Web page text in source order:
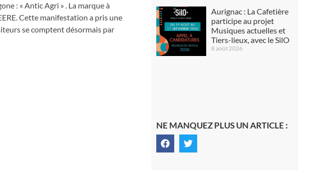
: « Antic Agri » . La marque à
Cette manifestation a pris une
se comptent désormais par
Aurignac : La Cafetière
participe au projet
Musiques actuelles et
Tiers-lieux, avec le SilO
8 août 2026
NE MANQUEZ PLUS UN ARTICLE :